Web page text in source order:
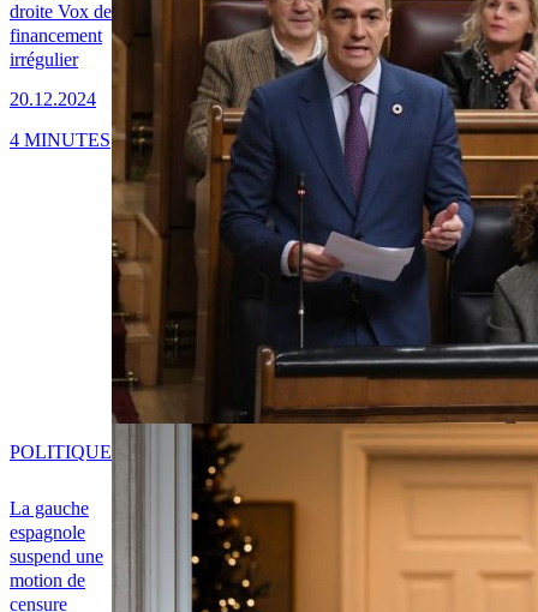
droite Vox de
financement
irrégulier
20.12.2024
4 MINUTES
La gauche
espagnole
suspend une
motion de
censure
POLITIQUE